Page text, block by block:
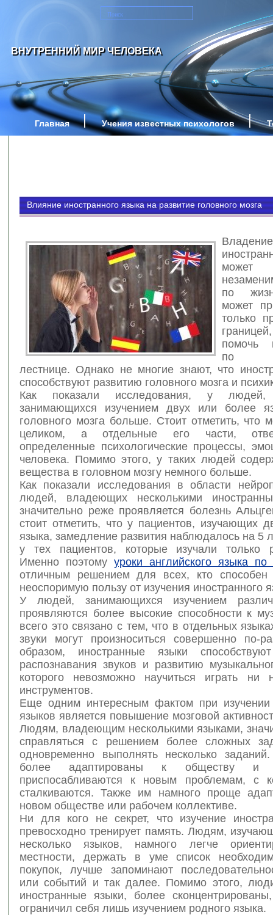
ВНУТРЕННИЙ МИР ЧЕЛОВЕКА
Главная Учения известных психологов
Влияние иностранного языка на развитие головного мозга
Владение
может
по
может
только
помочь
по
лестнице. Однако не многие знают, что
способствуют развитию головного мозга и
Как показали исследования, у
занимающихся изучением двух или более
головного мозга больше. Стоит отметить, что
целиком, а отдельные его части,
определенные психологические процессы,
человека. Помимо этого, у таких людей
вещества в головном мозгу немного больше.
Как показали исследования в области
людей, владеющих несколькими
значительно реже проявляется болезнь
стоит отметить, что у пациентов, изучающих
языка, замедление развития наблюдалось на 5
у тех пациентов, которые изучали только
Именно поэтому уроки английского языка по
отличным решением для всех, кто способен
неоспоримую пользу от изучения иностранного
У людей, занимающихся изучением
проявляются более высокие способности к
всего это связано с тем, что в отдельных
звуки могут произноситься совершенно по-
образом, иностранные языки
распознавания звуков и развитию
которого невозможно научиться играть
инструментов.
Еще одним интересным фактом при изучении
языков является повышение мозговой
Людям, владеющим несколькими языками,
справляться с решением более сложных
одновременно выполнять несколько
более адаптированы к обществу и
приспосабливаются к новым проблемам, с
сталкиваются. Также им намного проще
новом обществе или рабочем коллективе.
Ни для кого не секрет, что изучение
превосходно тренирует память. Людям,
несколько языков, намного легче
местности, держать в уме список
покупок, лучше запоминают
или событий и так далее. Помимо этого,
иностранные языки, более
ограничил себя лишь изучением родного языка.